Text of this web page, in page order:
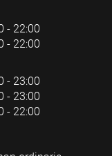
- 22:00
- 22:00
- 23:00
- 23:00
- 22:00